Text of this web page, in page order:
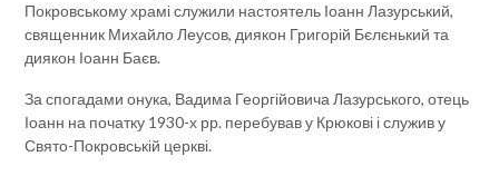
Покровському храмі служили настоятель Іоанн Лазурський,
священник Михайло Леусов, диякон Григорій Бєлєнький та
диякон Іоанн Баєв.
За спогадами онука, Вадима Георгійовича Лазурського, отець
Іоанн на початку 1930-х рр. перебував у Крюкові і служив у
Свято-Покровській церкві.